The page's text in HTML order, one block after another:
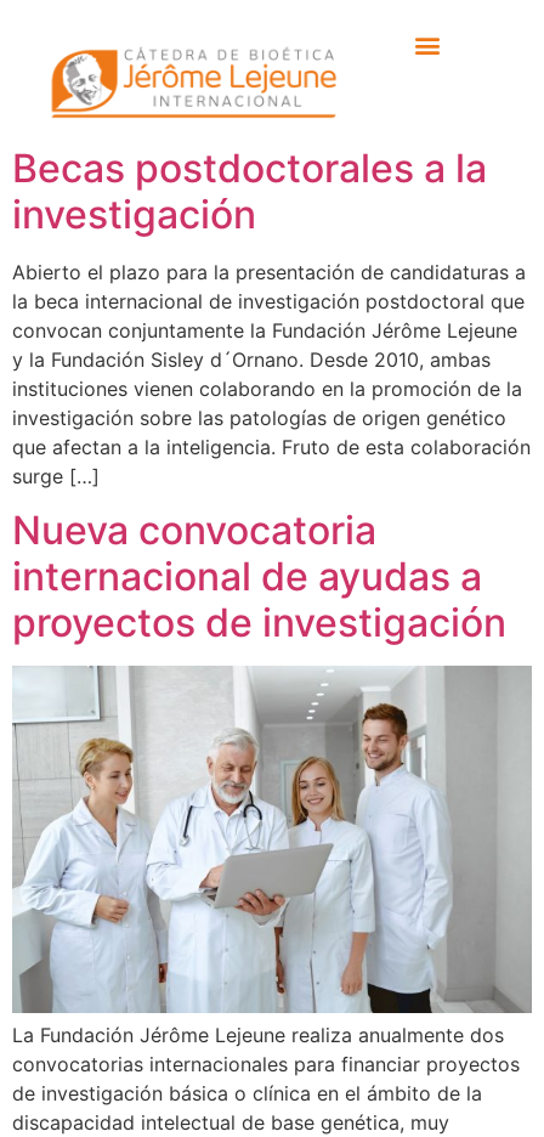
Etiqueta: Síndrome
de Down
Becas postdoctorales a la
investigación
Abierto el plazo para la presentación de candidaturas a
la beca internacional de investigación postdoctoral que
convocan conjuntamente la Fundación Jérôme Lejeune
y la Fundación Sisley d´Ornano. Desde 2010, ambas
instituciones vienen colaborando en la promoción de la
investigación sobre las patologías de origen genético
que afectan a la inteligencia. Fruto de esta colaboración
surge […]
Nueva convocatoria
internacional de ayudas a
proyectos de investigación
La Fundación Jérôme Lejeune realiza anualmente dos
convocatorias internacionales para financiar proyectos
de investigación básica o clínica en el ámbito de la
discapacidad intelectual de base genética, muy